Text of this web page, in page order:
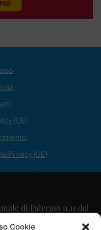
Cookie
(UE)
Privacy (UE)
di Palermo n.11 del